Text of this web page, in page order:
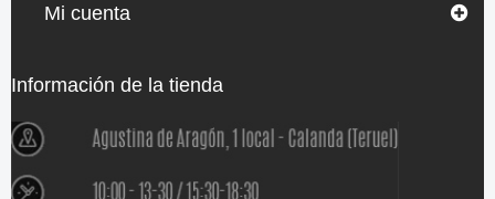
Mi cuenta
Información de la tienda